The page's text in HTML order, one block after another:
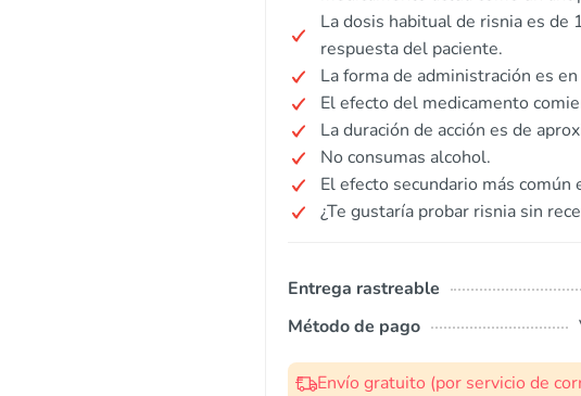
La dosis habitual de risnia es de
respuesta del paciente.
La forma de administración es
El efecto del medicamento
La duración de acción es de
No consumas alcohol.
El efecto secundario más común
¿Te gustaría probar risnia sin
Entrega rastreable
Método de pago
Envío gratuito (por servicio de